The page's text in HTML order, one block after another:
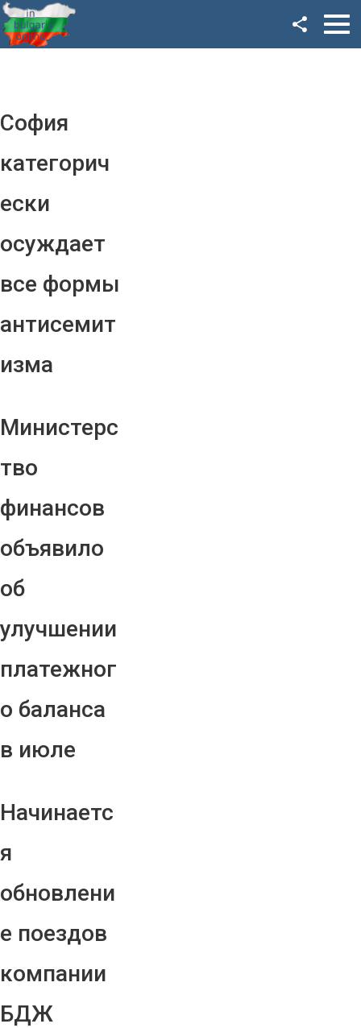
София
категорич
ески
осуждает
все формы
антисемит
изма
Министерс
тво
финансов
объявило
об
улучшении
платежног
о баланса
в июле
Начинаетс
я
обновлени
е поездов
компании
БДЖ